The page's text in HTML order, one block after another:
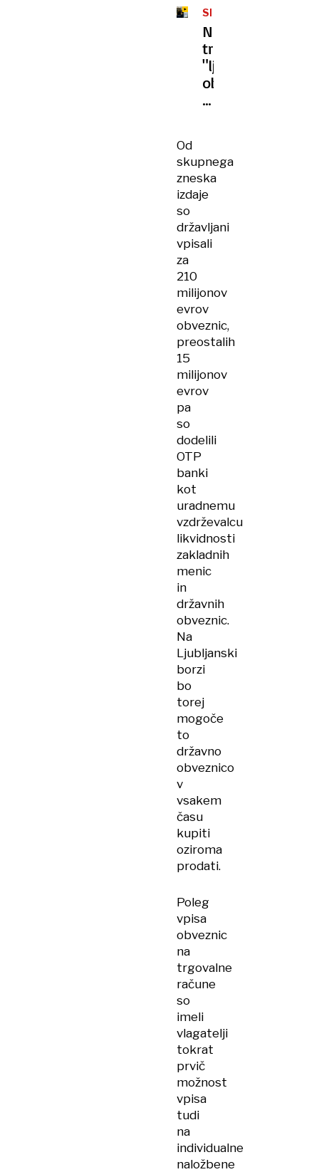
SLOVENIJA
Naprodaj
triletne
"ljudske"
obveznice,
tudi
Od
skupnega
zneska
izdaje
so
državljani
vpisali
za
210
milijonov
evrov
obveznic,
preostalih
15
milijonov
evrov
pa
so
dodelili
OTP
banki
kot
uradnemu
vzdrževalcu
likvidnosti
zakladnih
menic
in
državnih
obveznic.
Na
Ljubljanski
borzi
bo
torej
mogoče
to
državno
obveznico
v
vsakem
času
kupiti
oziroma
prodati.
Poleg
vpisa
obveznic
na
trgovalne
račune
so
imeli
vlagatelji
tokrat
prvič
možnost
vpisa
tudi
na
individualne
naložbene